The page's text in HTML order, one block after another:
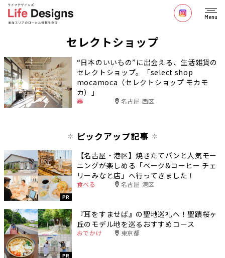
Menu
セレクトショップ
“日本のいいもの”に出会える、生活雑貨の
セレクトショップ。「select shop
mocamoca（セレクトショップ モカモ
カ）」
器 名古屋 西区
ピックアップ記事
PR
【名古屋・港区】焼きたてパンと人気モー
ニングが楽しめる「ベーク&コーヒー チェ
リーみなと店」へ行ってきました！
食べる 名古屋 港区
PR
『耳をすませば』の聖地巡礼へ！聖蹟桜ヶ
丘のモデル地を巡るおすすめコース
おでかけ 東京都